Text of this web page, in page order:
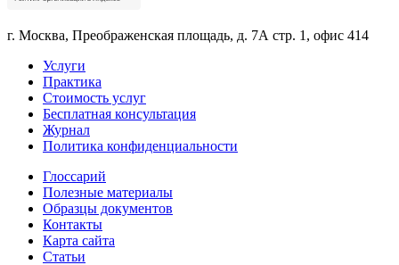
г. Москва, Преображенская площадь, д. 7А стр. 1, офис 414
Услуги
Практика
Стоимость услуг
Бесплатная консультация
Журнал
Политика конфиденциальности
Глоссарий
Полезные материалы
Образцы документов
Контакты
Карта сайта
Статьи